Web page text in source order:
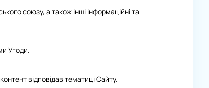
союзу, а також інші інформаційні та
Угоди.
відповідав тематиці Сайту.